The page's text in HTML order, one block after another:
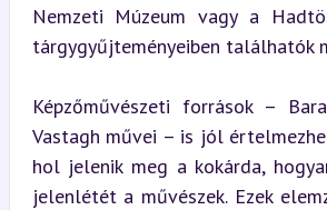
Nemzeti Múzeum vagy a
tárgygyűjteményeiben találhatók
Képzőművészeti források –
Vastagh művei – is jól
hol jelenik meg a kokárda,
jelenlétét a művészek. Ezek